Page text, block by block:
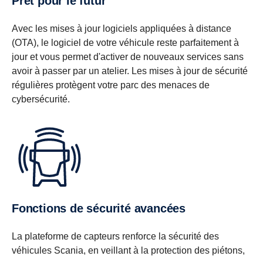
Avec les mises à jour logiciels appliquées à distance
(OTA), le logiciel de votre véhicule reste parfaitement à
jour et vous permet d'activer de nouveaux services sans
avoir à passer par un atelier. Les mises à jour de sécurité
régulières protègent votre parc des menaces de
cybersécurité.
Fonctions de sécurité avancées
La plateforme de capteurs renforce la sécurité des
véhicules Scania, en veillant à la protection des piétons,